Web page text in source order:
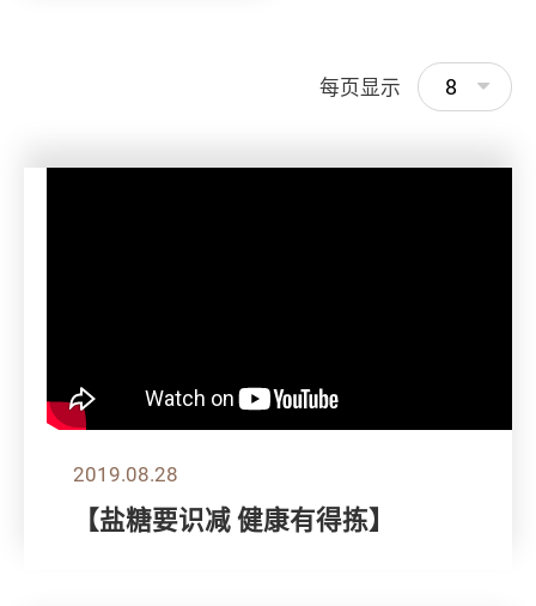
每页显示 8
2019.08.28
【盐糖要识减 健康有得拣】